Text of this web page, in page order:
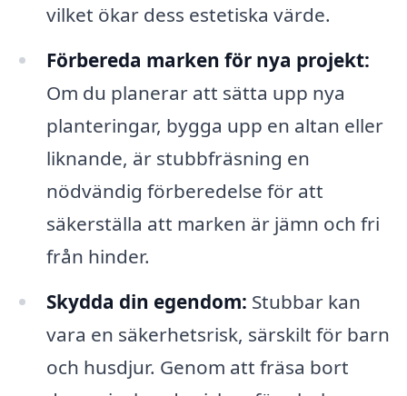
vilket ökar dess estetiska värde.
Förbereda marken för nya projekt:
Om du planerar att sätta upp nya
planteringar, bygga upp en altan eller
liknande, är stubbfräsning en
nödvändig förberedelse för att
säkerställa att marken är jämn och fri
från hinder.
Skydda din egendom: Stubbar kan
vara en säkerhetsrisk, särskilt för barn
och husdjur. Genom att fräsa bort